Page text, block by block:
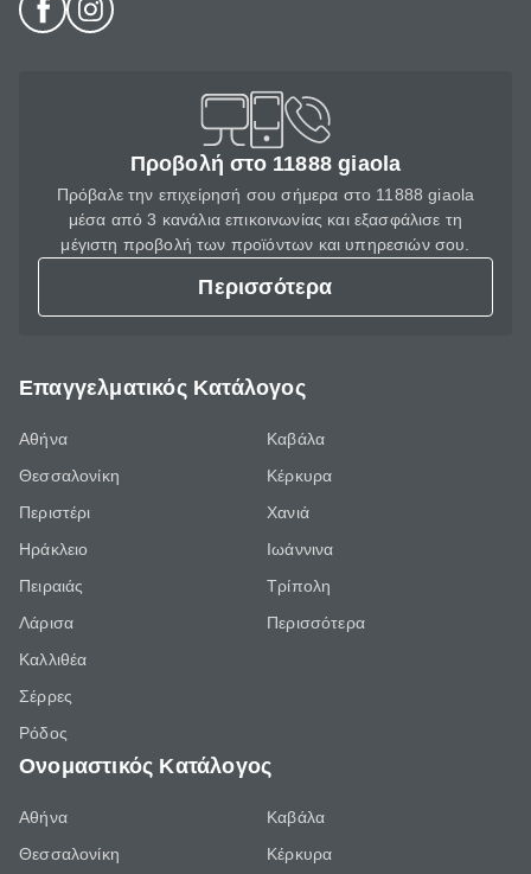
Προβολή στο 11888 giaola
Πρόβαλε την επιχείρησή σου σήμερα στο 11888 giaola
μέσα από 3 κανάλια επικοινωνίας και εξασφάλισε τη
μέγιστη προβολή των προϊόντων και υπηρεσιών σου.
Περισσότερα
Επαγγελματικός Κατάλογος
Αθήνα
Θεσσαλονίκη
Περιστέρι
Ηράκλειο
Πειραιάς
Λάρισα
Καλλιθέα
Σέρρες
Ρόδος
Καβάλα
Κέρκυρα
Χανιά
Ιωάννινα
Τρίπολη
Περισσότερα
Ονομαστικός Κατάλογος
Αθήνα
Θεσσαλονίκη
Καβάλα
Κέρκυρα